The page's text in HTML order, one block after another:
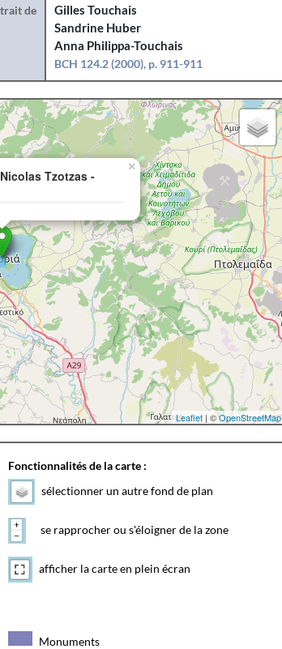
de
Gilles Touchais
Sandrine Huber
Anna Philippa-Touchais
BCH 124.2 (2000), p. 911-911
Tzotzas -
×
Leaflet| ©OpenStreetMap
Fonctionnalités de la carte :
sélectionner un autre fond de plan
se rapprocher ou s'éloigner de la zone
afficher la carte en plein écran
Monuments